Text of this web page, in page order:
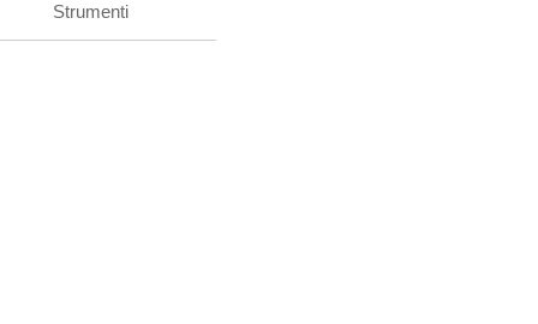
Strumenti